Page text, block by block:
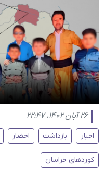
۲۶ آبان ۱۴۰۲، ۲۲:۴۷
اخبار بازداشت احضار
کوردهای خراسان